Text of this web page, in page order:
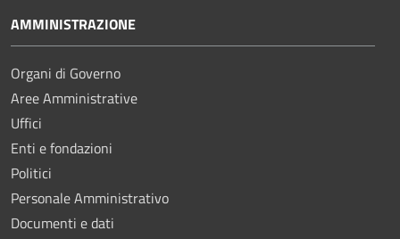
AMMINISTRAZIONE
Organi di Governo
Aree Amministrative
Uffici
Enti e fondazioni
Politici
Personale Amministrativo
Documenti e dati